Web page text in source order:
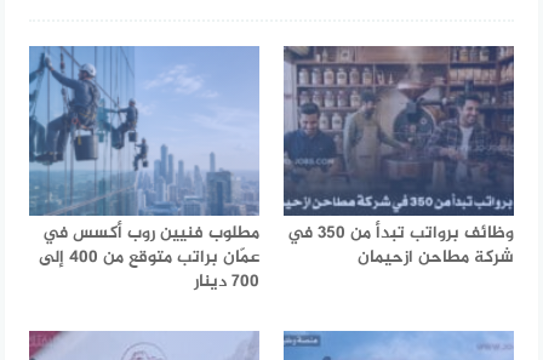
وظائف برواتب تبدأ من 350 في
شركة مطاحن ازحيمان
مطلوب فنيين روب أكسس في
عمّان براتب متوقع من 400 إلى
700 دينار